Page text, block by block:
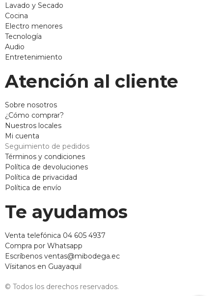
Lavado y Secado
Cocina
Electro menores
Tecnología
Audio
Entretenimiento
Atención al cliente
Sobre nosotros
¿Cómo comprar?
Nuestros locales
Mi cuenta
Seguimiento de pedidos
Términos y condiciones
Política de devoluciones
Política de privacidad
Política de envío
Te ayudamos
Venta telefónica 04 605 4937
Compra por Whatsapp
Escríbenos ventas@mibodega.ec
Vísitanos en Guayaquil
© Todos los derechos reservados.